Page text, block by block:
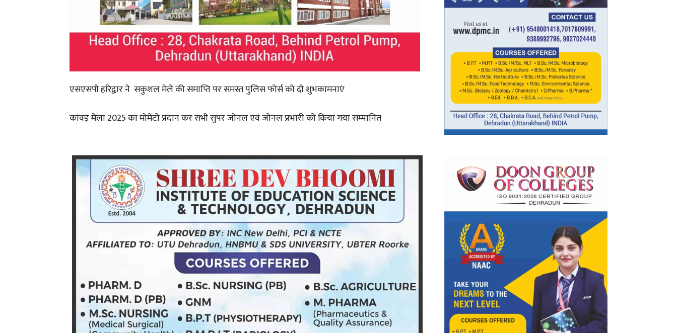
एसएसपी हरिद्वार ने सकुशल मेले की समाप्ति पर समस्त पुलिस फोर्स को दी शुभकामनाएं
कांवड़ मेला 2025 का मोमेंटो प्रदान कर सभी सुपर जोनल एवं जोनल प्रभारी को किया गया सम्मानित